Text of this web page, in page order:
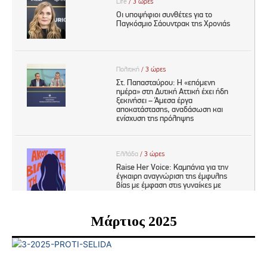
Μάρτιος 2025